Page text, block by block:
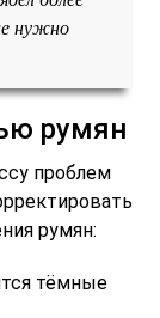
нужно
румян
проблем
румян:
тёмные